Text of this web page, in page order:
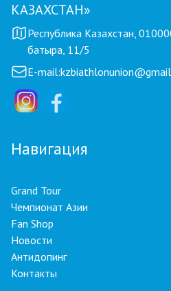
КАЗАХСТАН»
Республика Казахстан,
батыра, 11/5
E-mail:
Навигация
Grand Tour
Чемпионат Азии
Fan Shop
Новости
Антидопинг
Контакты